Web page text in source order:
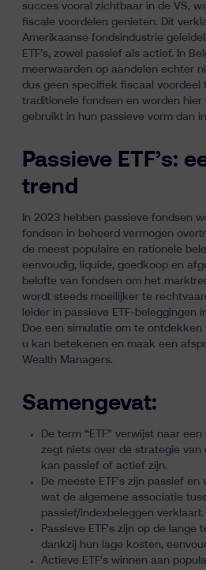
succes vooral zichtbaar in de VS,
fiscale voordelen genieten. Dit
Amerikaanse fondsindustrie
ETF’s, zowel passief als actief. In
meerwaarden op aandelen echter
dus geen specifiek fiscaal voordeel
traditionele fondsen en worden hier
gebruikt in hun passieve vorm dan
Passieve ETF’s:
trend
In 2023 hebben passieve fondsen
fondsen in beheerd vermogen
de meest populaire en rationele
eenvoudig, liquide, goedkoop en
belofte van fondsen om het
wordt steeds moeilijker te
leider in passieve ETF-beleggingen
Doe een simulatie om te
u kan betekenen en maak een
Wealth Managers.
Samengevat:
De term “ETF” verwijst naar
zegt niets over de strategie van
kan passief of actief zijn.
De meeste ETF's zijn passief en
wat de algemene associatie
passief/indexbeleggen verklaart.
Passieve ETF's zijn op de lange
dankzij hun lage kosten,
Actieve ETF's winnen aan